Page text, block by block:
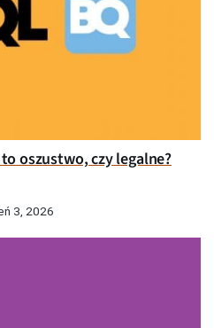
oszustwo, czy legalne?
3, 2026